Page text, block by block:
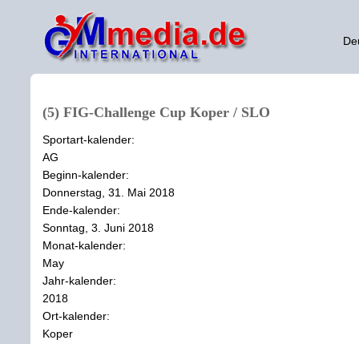
(5) FIG-Challenge Cup Koper / SLO
Sportart-kalender:
AG
Beginn-kalender:
Donnerstag, 31. Mai 2018
Ende-kalender:
Sonntag, 3. Juni 2018
Monat-kalender:
May
Jahr-kalender:
2018
Ort-kalender:
Koper